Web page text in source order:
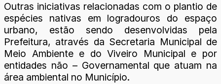
Outras iniciativas relacionadas com o plantio de
espécies nativas em logradouros do espaço
urbano, estão sendo desenvolvidas pela
Prefeitura, através da Secretaria Municipal de
Meio Ambiente e do Viveiro Municipal e por
entidades não – Governamental que atuam na
área ambiental no Município.